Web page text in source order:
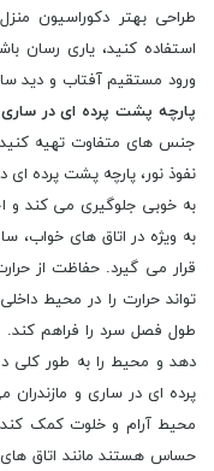
طراحی بهتر دکوراسیون
استفاده کنید، یاری رسان
ورود مستقیم آفتاب و دید
پارچه پشت پرده ای در ساری
جنس های متفاوت تهیه کنید
نفوذ نور، پارچه پشت پرده ای
به خوبی جلوگیری می کند و
به ویژه در اتاق های خواب،
قرار می گیرد. حفاظت از
تواند حرارت را در محیط
طول فصل سرد را فراهم کند.
دهد و محیط را به طور کلی
پرده ای در ساری و
محیط آرام و خلوت کمک
حساس هستند مانند اتاق